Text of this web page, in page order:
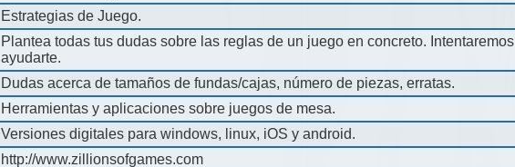
Estrategias de Juego.
Plantea todas tus dudas sobre las reglas de un juego en concreto. Intentaremos
ayudarte.
Dudas acerca de tamaños de fundas/cajas, número de piezas, erratas.
Herramientas y aplicaciones sobre juegos de mesa.
Versiones digitales para windows, linux, iOS y android.
http://www.zillionsofgames.com